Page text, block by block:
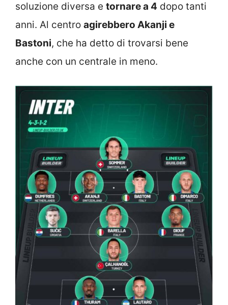
soluzione diversa e tornare a 4 dopo tanti
anni. Al centro agirebbero Akanji e
Bastoni, che ha detto di trovarsi bene
anche con un centrale in meno.